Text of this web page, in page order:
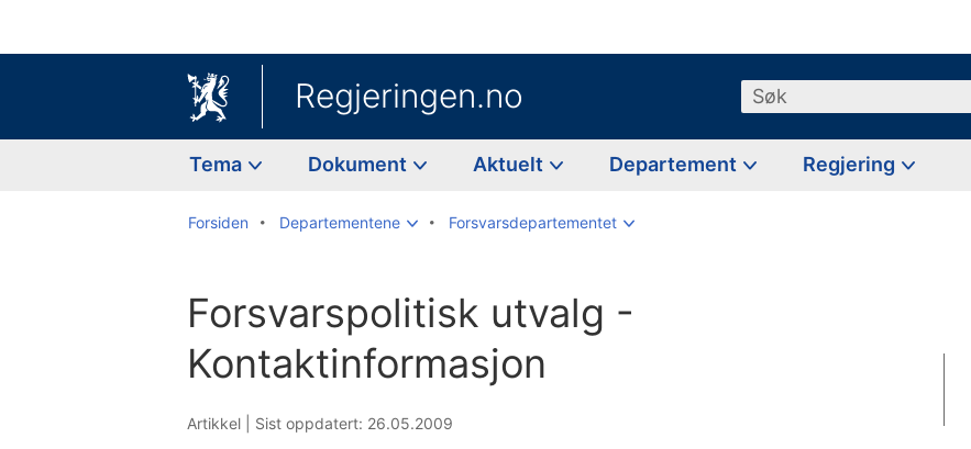
Regjeringen.no Søk
Tema Dokument Aktuelt Departement Regjering
Forsiden Departementene Forsvarsdepartementet
Forsvarspolitisk utvalg -
Kontaktinformasjon
Artikkel | Sist oppdatert: 26.05.2009